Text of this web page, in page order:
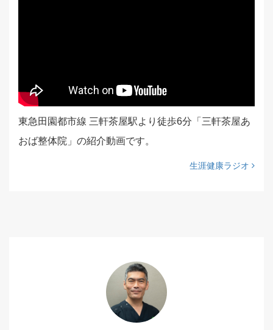
東急田園都市線 三軒茶屋駅より徒歩6分「三軒茶屋あ
おば整体院」の紹介動画です。
生涯健康ラジオ